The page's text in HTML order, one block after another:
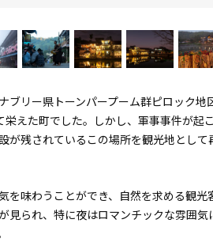
ブリー県トーンパープーム群ピロック地
えた町でした。しかし、軍事事件が起
が残されているこの場所を観光地とし
を味わうことができ、自然を求める観
見られ、特に夜はロマンチックな雰囲